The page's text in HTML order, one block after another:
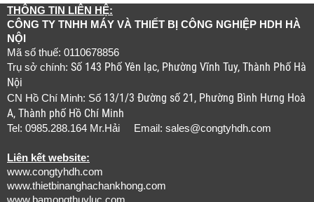
THÔNG TIN LIÊN HỆ:
CÔNG TY TNHH MÁY VÀ THIẾT BỊ CÔNG NGHIỆP HDH HÀ
NỘI
Mã số thuế: 0110678856
Trụ sở chính: Số 143 Phố Yên lạc, Phường Vĩnh Tuy, Thành Phố Hà
Nội
CN Hồ Chí Minh: Số 13/1/3 Đường số 21, Phường Bình Hưng Hoà
A, Thành phố Hồ Chí Minh
Tel: 0985.288.164 Mr.Hải Email: sales@congtyhdh.com
Liên kết website:
www.congtyhdh.com
www.thietbinanghachankhong.com